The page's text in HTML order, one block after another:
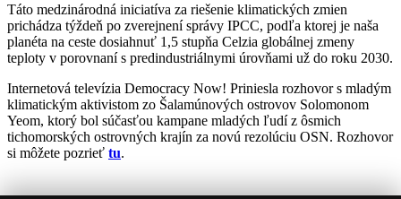
Táto medzinárodná iniciatíva za riešenie klimatických zmien
prichádza týždeň po zverejnení správy IPCC, podľa ktorej je naša
planéta na ceste dosiahnuť 1,5 stupňa Celzia globálnej zmeny
teploty v porovnaní s predindustriálnymi úrovňami už do roku 2030.
Internetová televízia Democracy Now! Priniesla rozhovor s mladým
klimatickým aktivistom zo Šalamúnových ostrovov Solomonom
Yeom, ktorý bol súčasťou kampane mladých ľudí z ôsmich
tichomorských ostrovných krajín za novú rezolúciu OSN. Rozhovor
si môžete pozrieť tu.